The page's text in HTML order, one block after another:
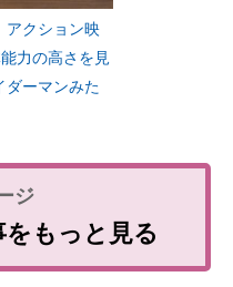
アクション映
力の高さを見
ダーマンみた
もっと見る